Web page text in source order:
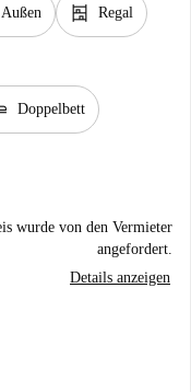
Außen shelves Regal
Doppelbett
wurde von den Vermieter
angefordert.
Details anzeigen